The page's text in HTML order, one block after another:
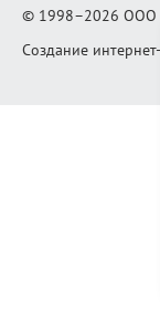
© 1998–2026 ООО
Создание